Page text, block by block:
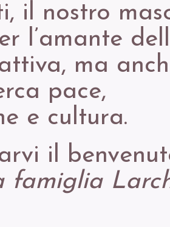
il nostro
l’amante
ma
pace,
e cultura.
il
famiglia